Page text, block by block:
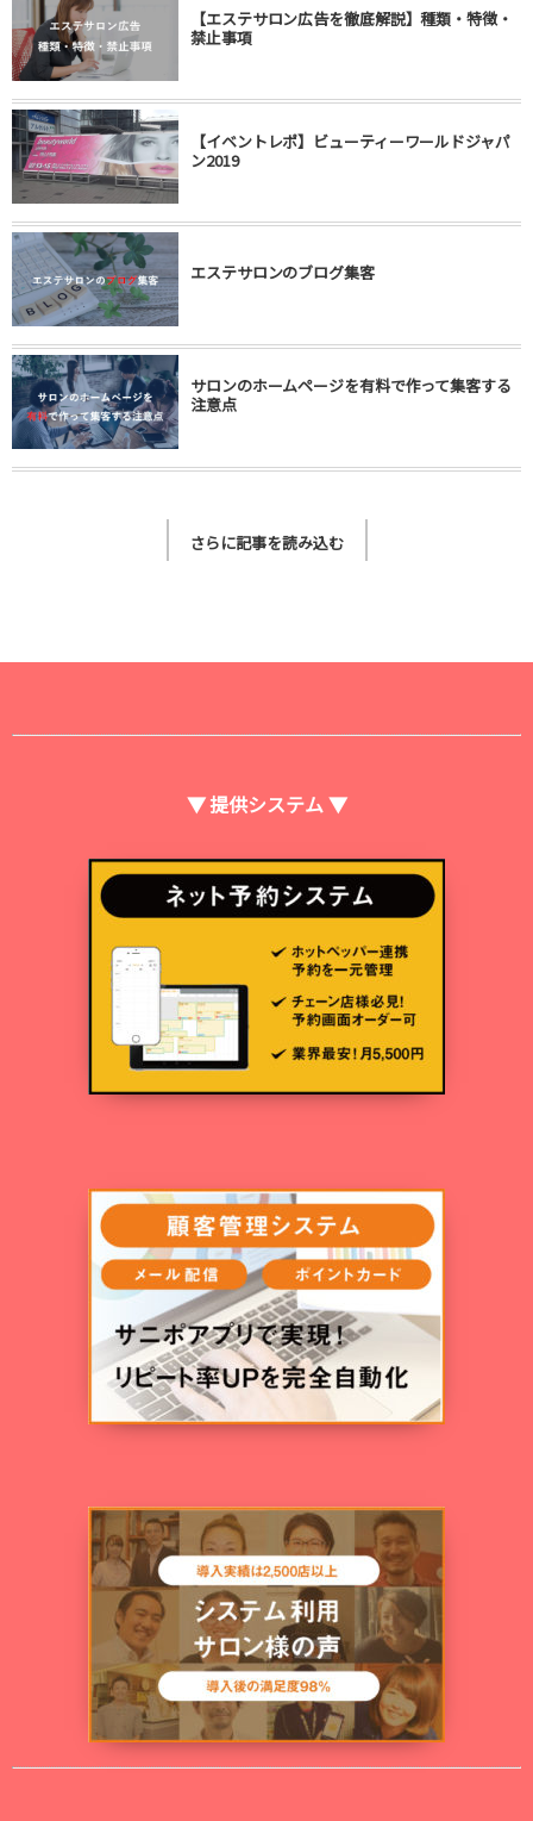
【エステサロン広告を徹底解説】種類・特徴・
禁止事項
【イベントレポ】ビューティーワールドジャパ
ン2019
エステサロンのブログ集客
サロンのホームページを有料で作って集客する
注意点
さらに記事を読み込む
▼ 提供システム ▼